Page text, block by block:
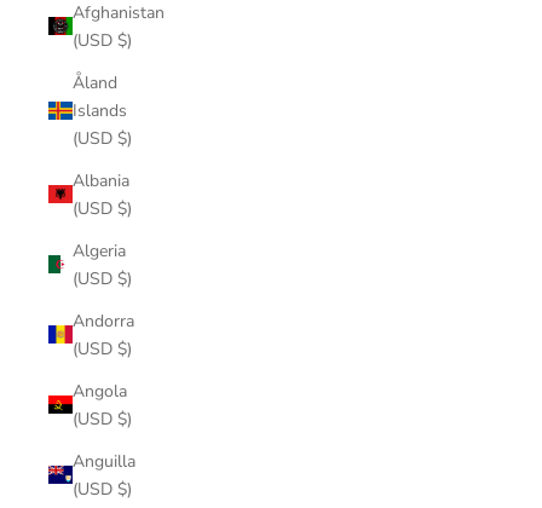
Afghanistan
(USD $)
Åland
Islands
(USD $)
Albania
(USD $)
Algeria
(USD $)
Andorra
(USD $)
Angola
(USD $)
Anguilla
(USD $)